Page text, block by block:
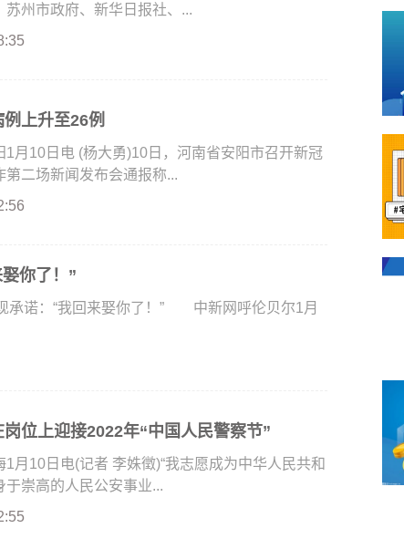
苏州市政府、新华日报社、...
上升至26例
10日电 (杨大勇)10日，河南省安阳市召开新冠
第二场新闻发布会通报称...
你了！”
诺：“我回来娶你了！” 中新网呼伦贝尔1月
岗位上迎接2022年“中国人民警察节”
10日电(记者 李姝徵)“我志愿成为中华人民共和
于崇高的人民公安事业...